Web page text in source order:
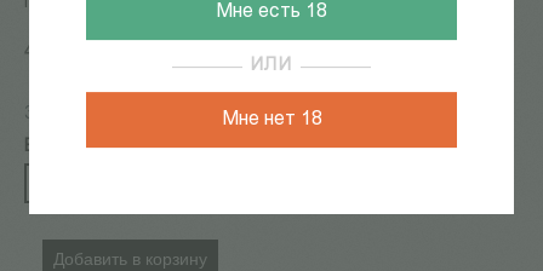
Мне есть 18
ИЛИ
Мне нет 18
425
36980
В наличии
Добавить в корзину